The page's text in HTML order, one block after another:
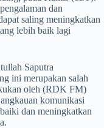
dan
saling meningkatkan
lebih baik lagi
Saputra
ini merupakan salah
oleh (RDK FM)
komunikasi
dan meningkatkan